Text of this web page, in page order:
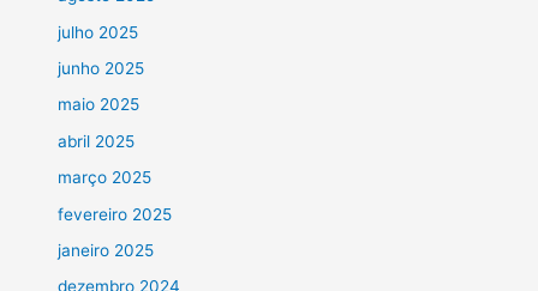
julho 2025
junho 2025
maio 2025
abril 2025
março 2025
fevereiro 2025
janeiro 2025
dezembro 2024